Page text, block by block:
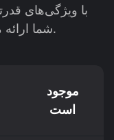
کاملی بر روی ADA شما ارائه می‌دهد.
موجود
است